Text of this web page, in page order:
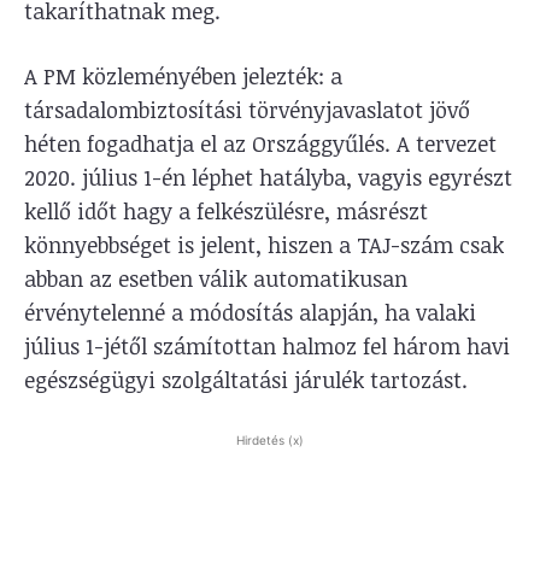
takaríthatnak meg.
A PM közleményében jelezték: a
társadalombiztosítási törvényjavaslatot jövő
héten fogadhatja el az Országgyűlés. A tervezet
2020. július 1-én léphet hatályba, vagyis egyrészt
kellő időt hagy a felkészülésre, másrészt
könnyebbséget is jelent, hiszen a TAJ-szám csak
abban az esetben válik automatikusan
érvénytelenné a módosítás alapján, ha valaki
július 1-jétől számítottan halmoz fel három havi
egészségügyi szolgáltatási járulék tartozást.
Hirdetés (x)